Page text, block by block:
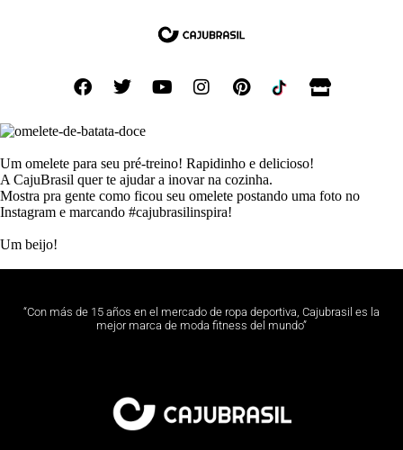
Um omelete para seu pré-treino! Rapidinho e delicioso!
A CajuBrasil quer te ajudar a inovar na cozinha.
Mostra pra gente como ficou seu omelete postando uma foto no
Instagram e marcando #cajubrasilinspira!
Um beijo!
“Con más de 15 años en el mercado de ropa deportiva, Cajubrasil es la
mejor marca de moda fitness del mundo”